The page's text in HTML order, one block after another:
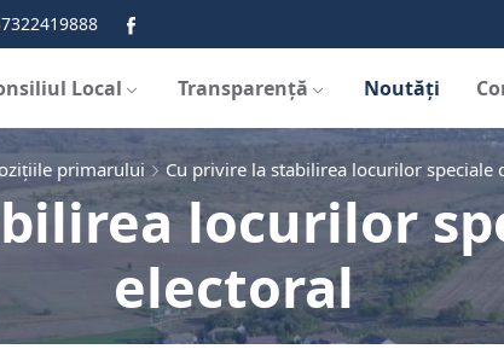
Local Transparență Noutăți
primarului Cu privire la stabilirea locurilor speciale
locurilor
electoral